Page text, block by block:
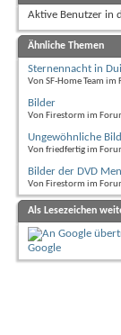
Aktive Benutzer in
Ähnliche Themen
Sternennacht in
Von SF-Home Team
Bilder
Von Firestorm im
Ungewöhnliche
Von friedfertig im
Bilder der DVD
Von Firestorm im
Als Lesezeichen
Google